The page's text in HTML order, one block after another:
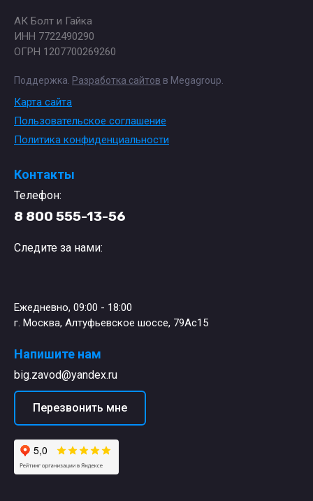
АК Болт и Гайка
ИНН 7722490290
ОГРН 1207700269260
Поддержка. Разработка сайтов в Megagroup.
Карта сайта
Пользовательское соглашение
Политика конфиденциальности
Контакты
Телефон:
8 800 555-13-56
Следите за нами:
Ежедневно, 09:00 - 18:00
г. Москва, Алтуфьевское шоссе, 79Ас15
Напишите нам
big.zavod@yandex.ru
Перезвонить мне